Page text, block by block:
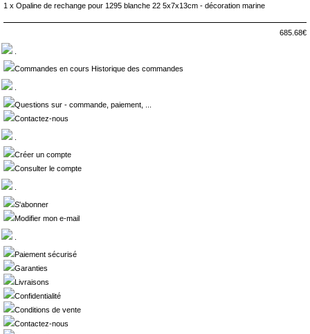
1 x Opaline de rechange pour 1295 blanche 22 5x7x13cm - décoration marine
685.68€
Commandes en cours Historique des commandes
Questions sur - commande, paiement, ...
Contactez-nous
Créer un compte
Consulter le compte
S'abonner
Modifier mon e-mail
Paiement sécurisé
Garanties
Livraisons
Confidentialité
Conditions de vente
Contactez-nous